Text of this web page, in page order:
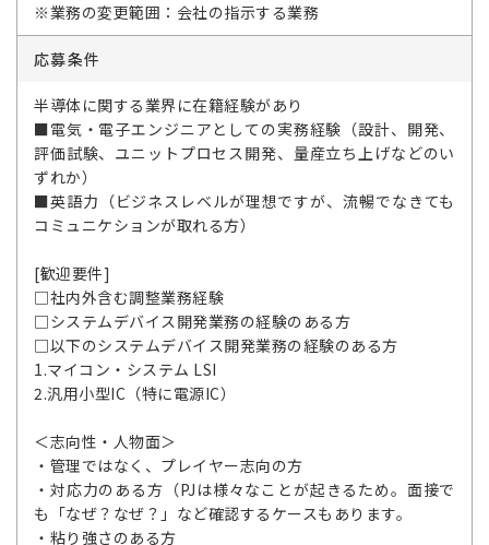
※業務の変更範囲：会社の指示する業務
応募条件
半導体に関する業界に在籍経験があり
■電気・電子エンジニアとしての実務経験（設計、開発、
評価試験、ユニットプロセス開発、量産立ち上げなどのい
ずれか）
■英語力（ビジネスレベルが理想ですが、流暢でなきても
コミュニケションが取れる方）
[歓迎要件]
□社内外含む調整業務経験
□システムデバイス開発業務の経験のある方
□以下のシステムデバイス開発業務の経験のある方
1.マイコン・システム LSI
2.汎用小型IC（特に電源IC）
＜志向性・人物面＞
・管理ではなく、プレイヤー志向の方
・対応力のある方（PJは様々なことが起きるため。面接で
も「なぜ？なぜ？」など確認するケースもあります。
・粘り強さのある方